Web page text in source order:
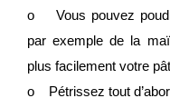
o Vous pouvez
par exemple de la
plus facilement votre
o Pétrissez tout